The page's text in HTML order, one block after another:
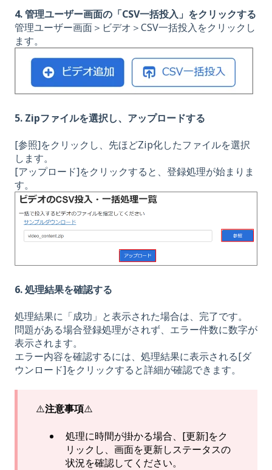
4. 管理ユーザー画面の「CSV一括投入」をクリックする
管理ユーザー画面＞ビデオ＞CSV一括投入をクリックし
ます。
5. Zipファイルを選択し、アップロードする
[参照]をクリックし、先ほどZip化したファイルを選択
します。
[アップロード]をクリックすると、登録処理が始まりま
す。
6. 処理結果を確認する
処理結果に「成功」と表示された場合は、完了です。
問題がある場合登録処理がされず、エラー件数に数字が
表示されます。
エラー内容を確認するには、処理結果に表示される[ダ
ウンロード]をクリックすると詳細が確認できます。
⚠️注意事項⚠️
処理に時間が掛かる場合、[更新]をク
リックし、画面を更新しステータスの
状況を確認してください。